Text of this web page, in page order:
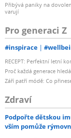
Přibývá paniky na
varují
Pro generaci Z
#inspirace
RECEPT: Perfektní letní
Proč každá generace
Září patří módě: Co
Zdraví
Podpořte dětskou
vším pomůže